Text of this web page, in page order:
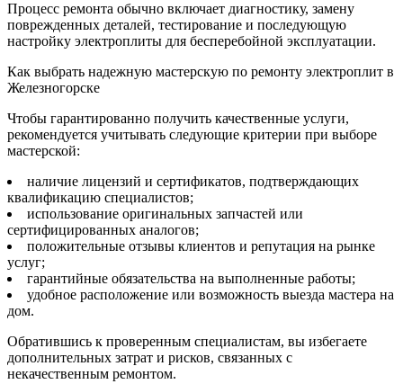
Процесс ремонта обычно включает диагностику, замену
поврежденных деталей, тестирование и последующую
настройку электроплиты для бесперебойной эксплуатации.
Как выбрать надежную мастерскую по ремонту электроплит в
Железногорске
Чтобы гарантированно получить качественные услуги,
рекомендуется учитывать следующие критерии при выборе
мастерской:
наличие лицензий и сертификатов, подтверждающих
квалификацию специалистов;
использование оригинальных запчастей или
сертифицированных аналогов;
положительные отзывы клиентов и репутация на рынке
услуг;
гарантийные обязательства на выполненные работы;
удобное расположение или возможность выезда мастера на
дом.
Обратившись к проверенным специалистам, вы избегаете
дополнительных затрат и рисков, связанных с
некачественным ремонтом.